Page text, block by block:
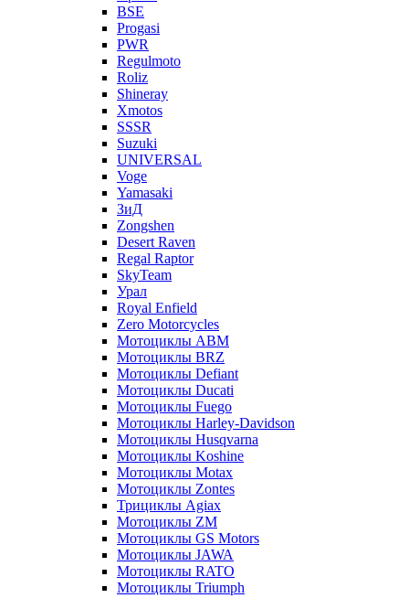
BSE
Progasi
PWR
Regulmoto
Roliz
Shineray
Xmotos
SSSR
Suzuki
UNIVERSAL
Voge
Yamasaki
ЗиД
Zongshen
Desert Raven
Regal Raptor
SkyTeam
Урал
Royal Enfield
Zero Motorcycles
Мотоциклы ABM
Мотоциклы BRZ
Мотоциклы Defiant
Мотоциклы Ducati
Мотоциклы Fuego
Мотоциклы Harley-Davidson
Мотоциклы Husqvarna
Мотоциклы Koshine
Мотоциклы Motax
Мотоциклы Zontes
Трициклы Agiax
Мотоциклы ZM
Мотоциклы GS Motors
Мотоциклы JAWA
Мотоциклы RATO
Мотоциклы Triumph